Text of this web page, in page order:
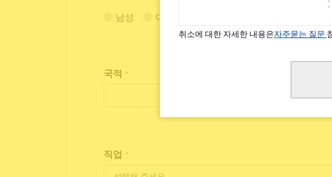
남성 여성
국적 *
직업 *
취소에 대한 자세한 내용은자주묻는 질문